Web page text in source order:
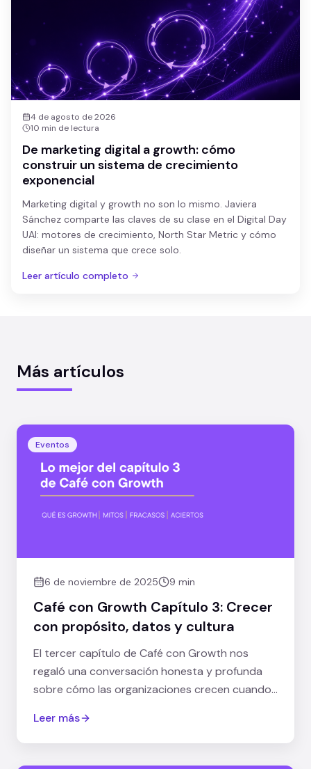
Mentoras destacadas de WIG:Expertas en growth,
Partners estratégicos de WIG:Growth Lab, Growild,
4 de agosto de 2026
10 min de lectura
De marketing digital a growth: cómo
construir un sistema de crecimiento
exponencial
Marketing digital y growth no son lo mismo. Javiera
Sánchez comparte las claves de su clase en el Digital Day
UAI: motores de crecimiento, North Star Metric y cómo
diseñar un sistema que crece solo.
Leer artículo completo
Más artículos
Eventos
6 de noviembre de 2025 9 min
Café con Growth Capítulo 3: Crecer
con propósito, datos y cultura
El tercer capítulo de Café con Growth nos
regaló una conversación honesta y profunda
sobre cómo las organizaciones crecen cuando
cultura.
Leer más